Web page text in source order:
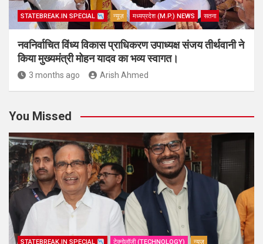
STATEBREAK.IN SPECIAL न्यूज़ मध्यप्रदेश (M.P.) NEWS सतना
नवनिर्वाचित विंध्य विकास प्राधिकरण उपाध्यक्ष संजय तीर्थवानी ने
किया मुख्यमंत्री मोहन यादव का भव्य स्वागत।
3 months ago Arish Ahmed
You Missed
STATEBREAK.IN SPECIAL टेक्नोलॉजी (TECHNOLOGY) न्यूज़